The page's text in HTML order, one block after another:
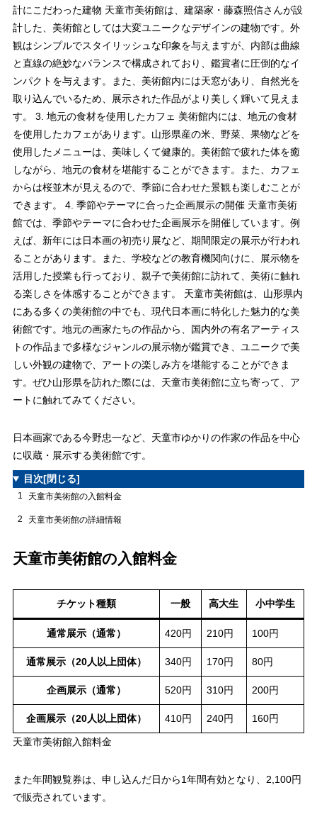
計にこだわった建物 天童市美術館は、建築家・藤森照信さんが設
計した、美術館としては大変ユニークなデザインの建物です。外
観はシンプルでスタイリッシュな印象を与えますが、内部は曲線
と直線の絶妙なバランスで構成されており、鑑賞者に圧倒的なイ
ンパクトを与えます。また、美術館内には天窓があり、自然光を
取り込んでいるため、展示された作品がより美しく輝いて見えま
す。 3. 地元の食材を使用したカフェ 美術館内には、地元の食材
を使用したカフェがあります。山形県産の米、野菜、果物などを
使用したメニューは、美味しくて健康的。美術館で疲れた体を癒
しながら、地元の食材を堪能することができます。また、カフェ
からは桜並木が見えるので、季節に合わせた景観も楽しむことが
できます。 4. 季節やテーマに合った企画展示の開催 天童市美術
館では、季節やテーマに合わせた企画展示を開催しています。例
えば、新年には日本画の初売り展など、期間限定の展示が行われ
ることがあります。また、学校などの教育機関向けに、展示物を
活用した授業も行っており、親子で美術館に訪れて、美術に触れ
る楽しさを体感することができます。 天童市美術館は、山形県内
にある多くの美術館の中でも、現代日本画に特化した魅力的な美
術館です。地元の画家たちの作品から、国内外の有名アーティス
トの作品まで多様なジャンルの展示物が鑑賞でき、ユニークで美
しい外観の建物で、アートの楽しみ方を堪能することができま
す。ぜひ山形県を訪れた際には、天童市美術館に立ち寄って、ア
ートに触れてみてください。
日本画家である今野忠一など、天童市ゆかりの作家の作品を中心
に収蔵・展示する美術館です。
目次[閉じる]
1 天童市美術館の入館料金
2 天童市美術館の詳細情報
天童市美術館の入館料金
チケット種類 一般 高大生 小中学生
通常展示（通常） 420円 210円 100円
通常展示（20人以上団体） 340円 170円 80円
企画展示（通常） 520円 310円 200円
企画展示（20人以上団体） 410円 240円 160円
天童市美術館入館料金
また年間観覧券は、申し込んだ日から1年間有効となり、2,100円
で販売されています。